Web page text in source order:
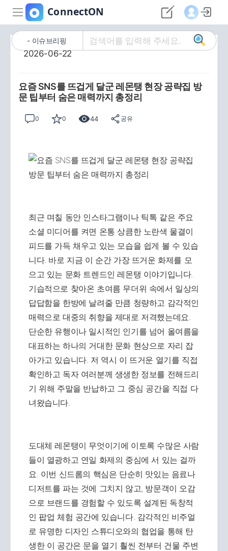
이슈브리핑
2026-06-22
요즘 SNS를 뜨겁게 달군 레몬탱 현장 공략집 방
문 팁부터 숨은 매력까지 총정리
0 0 44 공유
최근 며칠 동안 인스타그램이나 틱톡 같은 주요
소셜 미디어를 켜면 온통 상큼한 노란색 물결이
피드를 가득 채우고 있는 모습을 쉽게 볼 수 있습
니다. 바로 지금 이 순간 가장 뜨거운 화제를 모
으고 있는 문화 트렌드인 레몬탱 이야기입니다.
기습적으로 찾아온 초여름 무더위 속에서 일상의
답답함을 한방에 날려줄 만큼 청량하고 감각적인
매력으로 대중의 취향을 제대로 저격했는데요.
단순한 유행이나 일시적인 인기를 넘어 올여름을
대표하는 하나의 거대한 문화 현상으로 자리 잡
아가고 있습니다. 저 역시 이 뜨거운 열기를 직접
확인하고 독자 여러분께 생생한 정보를 전해드리
기 위해 주말을 반납하고 그 중심 공간을 직접 다
녀왔습니다.
도대체 레몬탱이 무엇이기에 이토록 수많은 사람
들이 열광하고 연일 화제의 중심에 서 있는 걸까
요. 이번 신드롬의 핵심은 단순히 맛있는 음료나
디저트를 파는 것에 그치지 않고, 방문객이 오감
으로 브랜드를 경험할 수 있도록 설계된 독창적
인 팝업 체험 공간에 있습니다. 감각적인 비주얼
로 유명한 디자인 스튜디오와의 협업을 통해 탄
생한 이 공간은 문을 열기 훨씬 전부터 건물 주변